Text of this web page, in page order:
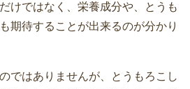
けではなく、栄養成分や、とうも
期待することが出来るのが分かり
ではありませんが、とうもろこし